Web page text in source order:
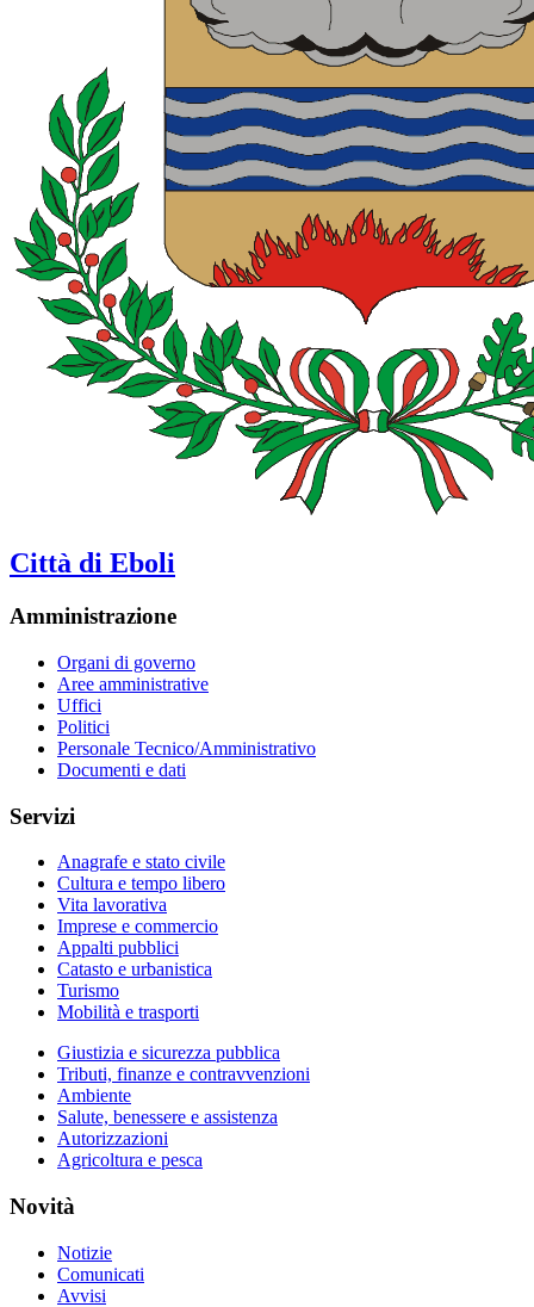
Città di Eboli
Amministrazione
Organi di governo
Aree amministrative
Uffici
Politici
Personale Tecnico/Amministrativo
Documenti e dati
Servizi
Anagrafe e stato civile
Cultura e tempo libero
Vita lavorativa
Imprese e commercio
Appalti pubblici
Catasto e urbanistica
Turismo
Mobilità e trasporti
Giustizia e sicurezza pubblica
Tributi, finanze e contravvenzioni
Ambiente
Salute, benessere e assistenza
Autorizzazioni
Agricoltura e pesca
Novità
Notizie
Comunicati
Avvisi